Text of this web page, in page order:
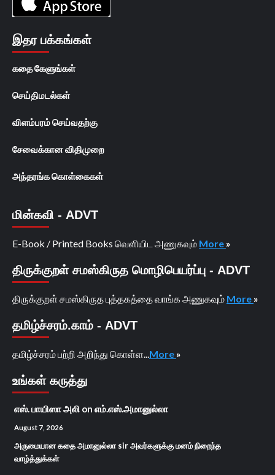
இதர பக்கங்கள்
கதை கேளுங்கள்
செய்திமடல்கள்
விளம்பரம் செய்வதற்கு
சேவைக்கான விதிமுறை
அந்தரங்க கொள்கைகள்
மின்கவி - ADVT
E-Book / Printed Books வெளியிட அணுகவும் More »
திருக்குறள் சமஸ்கிருத மொழிபெயர்ப்பு - ADVT
திருக்குறள் சமஸ்கிருத புத்தகத்தை வாங்க அணுகவும் More »
தமிழ்ச்சரம்.காம் - ADVT
தமிழ்ச்சரம் பற்றி அறிந்து கொள்ள... More »
உங்கள் கருத்து
எஸ். பாயிஸா அலி on எம்.எஸ்.அமானுல்லா
August 7, 2026
அருமையான கதை அமானுல்லா sir அவர்களுக்கு மனம் நிறைந்த
வாழ்த்துக்கள்